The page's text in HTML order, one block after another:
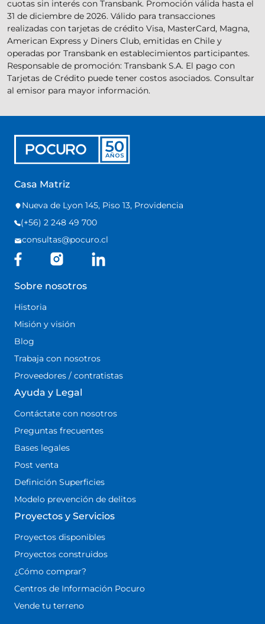
cuotas sin interés con Transbank. Promoción válida hasta el
31 de diciembre de 2026. Válido para transacciones
realizadas con tarjetas de crédito Visa, MasterCard, Magna,
American Express y Diners Club, emitidas en Chile y
operadas por Transbank en establecimientos participantes.
Responsable de promoción: Transbank S.A. El pago con
Tarjetas de Crédito puede tener costos asociados. Consultar
al emisor para mayor información.
Casa Matriz
Nueva de Lyon 145, Piso 13, Providencia
(+56) 2 248 49 700
consultas@pocuro.cl
Sobre nosotros
Historia
Misión y visión
Blog
Trabaja con nosotros
Proveedores / contratistas
Ayuda y Legal
Contáctate con nosotros
Preguntas frecuentes
Bases legales
Post venta
Definición Superficies
Modelo prevención de delitos
Proyectos y Servicios
Proyectos disponibles
Proyectos construidos
¿Cómo comprar?
Centros de Información Pocuro
Vende tu terreno